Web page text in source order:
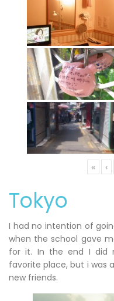
« ‹
Tokyo
I had no intention of
when the school gave
for it. In the end I did
favorite place, but i was
new friends.